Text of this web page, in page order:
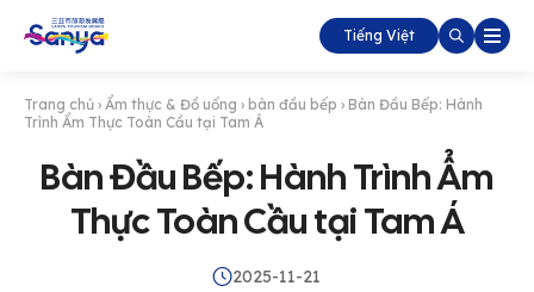
Tiếng Việt
Trang chủ › Ẩm thực & Đồ uống › bàn đầu bếp › Bàn Đầu Bếp: Hành
Trình Ẩm Thực Toàn Cầu tại Tam Á
Bàn Đầu Bếp: Hành Trình Ẩm
Thực Toàn Cầu tại Tam Á
2025-11-21